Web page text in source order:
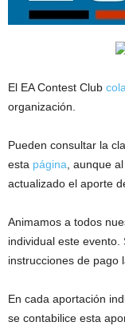
El EA Contest Club
organización.
Pueden consultar la
esta página , aunque
actualizado el aporte
Animamos a todos
individual este
instrucciones de pago
En cada aportación
se contabilice esta